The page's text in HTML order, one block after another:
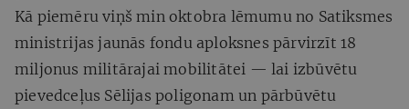
Kā piemēru viņš min oktobra lēmumu no Satiksmes
ministrijas jaunās fondu aploksnes pārvirzīt 18
miljonus militārajai mobilitātei — lai izbūvētu
pievedceļus Sēlijas poligonam un pārbūvētu